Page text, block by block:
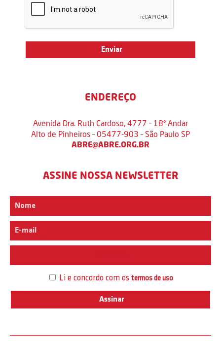
ENDEREÇO
Avenida Dra. Ruth Cardoso, 4777 – 18º Andar
Alto de Pinheiros – 05477-903 – São Paulo SP
ABRE@ABRE.ORG.BR
ASSINE NOSSA NEWSLETTER
Li e concordo com os termos de uso